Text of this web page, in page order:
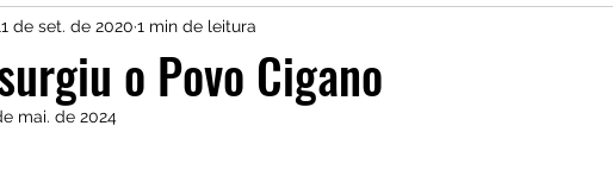
Jhonny Castro O Mais Procurado de Araucária
Dia a Dia
o Povo Cigano
de set. de 2020 1 min de leitura
mai. de 2024